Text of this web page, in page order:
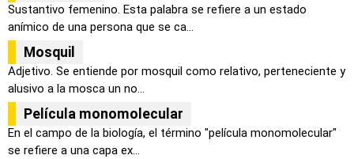
Sustantivo femenino. Esta palabra se refiere a un estado
anímico de una persona que se ca...
Mosquil
Adjetivo. Se entiende por mosquil como relativo, perteneciente y
alusivo a la mosca un no...
Película monomolecular
En el campo de la biología, el término "película monomolecular"
se refiere a una capa ex...